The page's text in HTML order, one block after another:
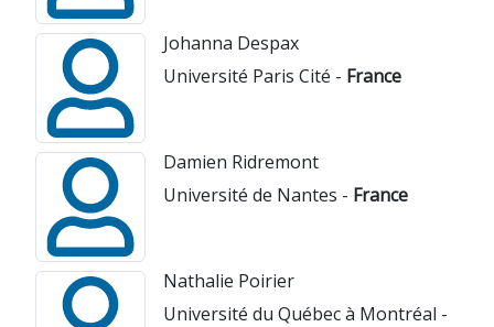
Johanna Despax
Université Paris Cité - France
Damien Ridremont
Université de Nantes - France
Nathalie Poirier
Université du Québec à Montréal -